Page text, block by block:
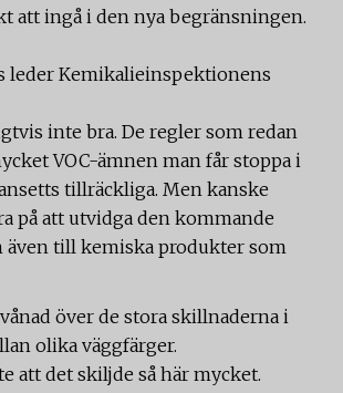
att ingå i den nya begränsningen.
leder Kemikalieinspektionens
inte bra. De regler som redan
VOC-ämnen man får stoppa i
tillräckliga. Men kanske
på att utvidga den kommande
även till kemiska produkter som
över de stora skillnaderna i
olika väggfärger.
att det skiljde så här mycket.